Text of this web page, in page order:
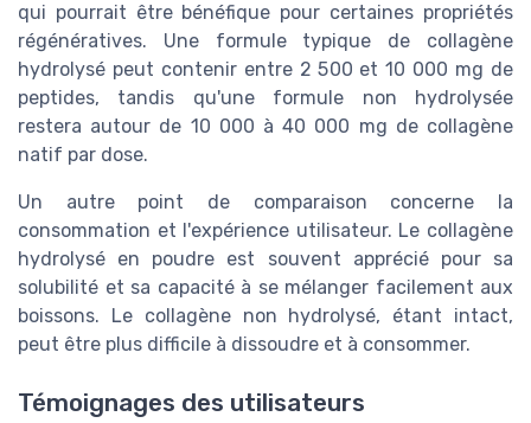
qui pourrait être bénéfique pour certaines propriétés
régénératives. Une formule typique de collagène
hydrolysé peut contenir entre 2 500 et 10 000 mg de
peptides, tandis qu'une formule non hydrolysée
restera autour de 10 000 à 40 000 mg de collagène
natif par dose.
Un autre point de comparaison concerne la
consommation et l'expérience utilisateur. Le collagène
hydrolysé en poudre est souvent apprécié pour sa
solubilité et sa capacité à se mélanger facilement aux
boissons. Le collagène non hydrolysé, étant intact,
peut être plus difficile à dissoudre et à consommer.
Témoignages des utilisateurs